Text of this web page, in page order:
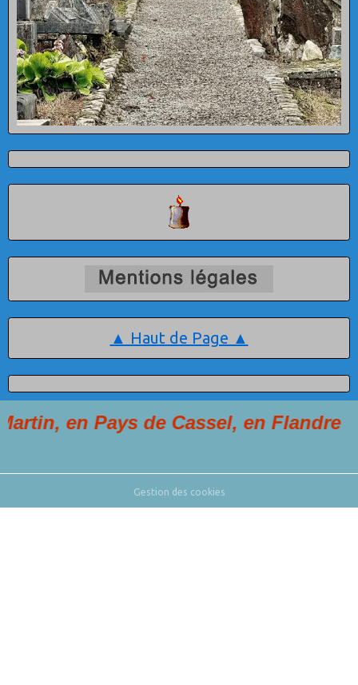
▲ Haut de Page ▲
Pays de Cassel, en Flandre
Gestion des cookies